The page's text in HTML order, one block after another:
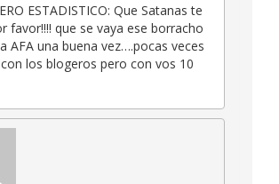
ESTADISTICO: Que Satanas te
favor!!!! que se vaya ese borracho
AFA una buena vez….pocas veces
los blogeros pero con vos 10